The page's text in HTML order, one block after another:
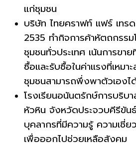
แก่ชุมชน
บริษัท ไทยคราฟท์ แฟร์ เท
2535 ทำกิจการค้าหัตถกรร
ชุมชนทั่วประเทศ เน้นการขา
ซื้อและรับซื้อในค่าแรงที่เหม
ชุมชนสามารถพึ่งพาตัวเอง
โรงเรียนอนันตรักษ์การบริบ
หัวหิน จังหวัดประจวบคีรีขัน
บุคลากรที่มีความรู้ ความเชี่
เพื่อออกไปช่วยเหลือสังคม